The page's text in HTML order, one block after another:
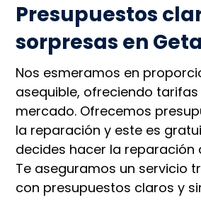
Presupuestos
sorpresas en
Nos esmeramos en
asequible, ofreciendo
mercado. Ofrecemos
la reparación y este es
decides hacer la reparación
Te aseguramos un servicio
con presupuestos claros y